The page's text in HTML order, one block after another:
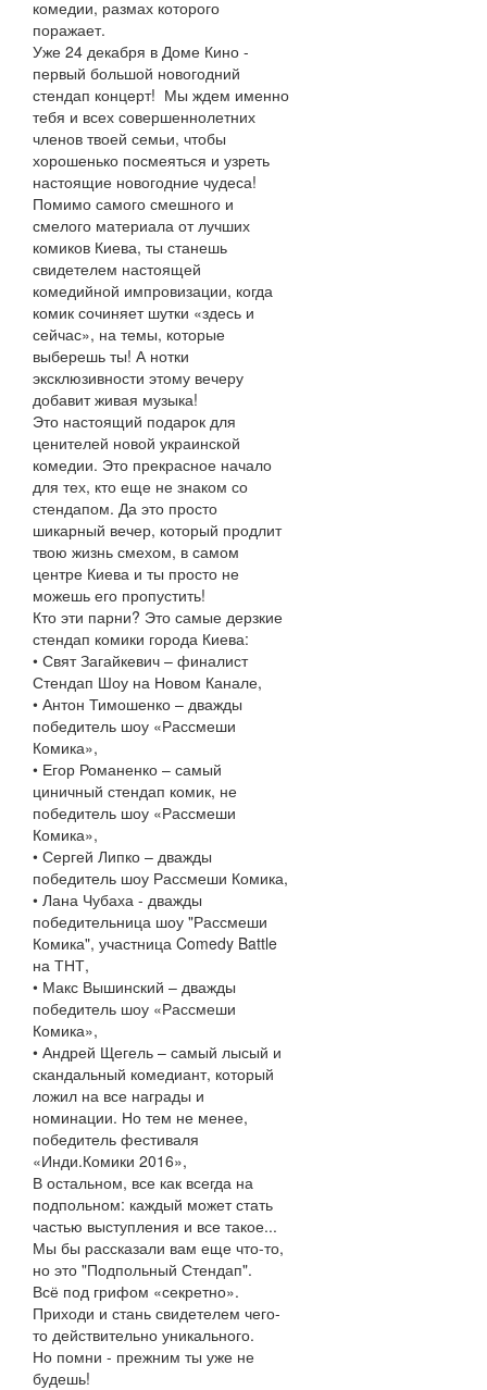
комедии, размах которого
поражает.
Уже 24 декабря в Доме Кино -
первый большой новогодний
стендап концерт! Мы ждем именно
тебя и всех совершеннолетних
членов твоей семьи, чтобы
хорошенько посмеяться и узреть
настоящие новогодние чудеса!
Помимо самого смешного и
смелого материала от лучших
комиков Киева, ты станешь
свидетелем настоящей
комедийной импровизации, когда
комик сочиняет шутки «здесь и
сейчас», на темы, которые
выберешь ты! А нотки
эксклюзивности этому вечеру
добавит живая музыка!
Это настоящий подарок для
ценителей новой украинской
комедии. Это прекрасное начало
для тех, кто еще не знаком со
стендапом. Да это просто
шикарный вечер, который продлит
твою жизнь смехом, в самом
центре Киева и ты просто не
можешь его пропустить!
Кто эти парни? Это самые дерзкие
стендап комики города Киева:
• Свят Загайкевич – финалист
Стендап Шоу на Новом Канале,
• Антон Тимошенко – дважды
победитель шоу «Рассмеши
Комика»,
• Егор Романенко – самый
циничный стендап комик, не
победитель шоу «Рассмеши
Комика»,
• Сергей Липко – дважды
победитель шоу Рассмеши Комика,
• Лана Чубаха - дважды
победительница шоу "Рассмеши
Комика", участница Comedy Battle
на ТНТ,
• Макс Вышинский – дважды
победитель шоу «Рассмеши
Комика»,
• Андрей Щегель – самый лысый и
скандальный комедиант, который
ложил на все награды и
номинации. Но тем не менее,
победитель фестиваля
«Инди.Комики 2016»,
В остальном, все как всегда на
подпольном: каждый может стать
частью выступления и все такое...
Мы бы рассказали вам еще что-то,
но это "Подпольный Стендап".
Всё под грифом «секретно».
Приходи и стань свидетелем чего-
то действительно уникального.
Но помни - прежним ты уже не
будешь!